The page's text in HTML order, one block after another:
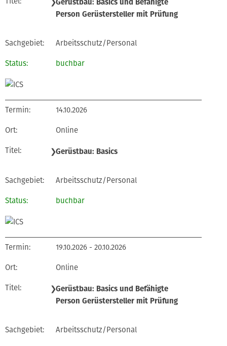
❯Gerüstbau: Basics und Befähigte
Person Gerüstersteller mit Prüfung
Arbeitsschutz/Personal
buchbar
14.10.2026
Online
❯Gerüstbau: Basics
Arbeitsschutz/Personal
buchbar
19.10.2026 - 20.10.2026
Online
❯Gerüstbau: Basics und Befähigte
Person Gerüstersteller mit Prüfung
Arbeitsschutz/Personal